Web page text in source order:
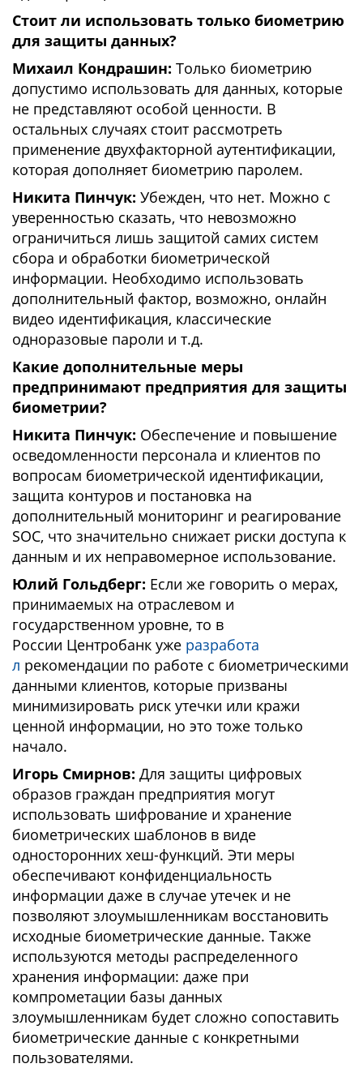
Стоит ли использовать только биометрию
для защиты данных?
Михаил Кондрашин: Только биометрию
допустимо использовать для данных, которые
не представляют особой ценности. В
остальных случаях стоит рассмотреть
применение двухфакторной аутентификации,
которая дополняет биометрию паролем.
Никита Пинчук: Убежден, что нет. Можно с
уверенностью сказать, что невозможно
ограничиться лишь защитой самих систем
сбора и обработки биометрической
информации. Необходимо использовать
дополнительный фактор, возможно, онлайн
видео идентификация, классические
одноразовые пароли и т.д.
Какие дополнительные меры
предпринимают предприятия для защиты
биометрии?
Никита Пинчук: Обеспечение и повышение
осведомленности персонала и клиентов по
вопросам биометрической идентификации,
защита контуров и постановка на
дополнительный мониторинг и реагирование
SOC, что значительно снижает риски доступа к
данным и их неправомерное использование.
Юлий Гольдберг: Если же говорить о мерах,
принимаемых на отраслевом и
государственном уровне, то в
России Центробанк уже разработа
л рекомендации по работе с биометрическими
данными клиентов, которые призваны
минимизировать риск утечки или кражи
ценной информации, но это тоже только
начало.
Игорь Смирнов: Для защиты цифровых
образов граждан предприятия могут
использовать шифрование и хранение
биометрических шаблонов в виде
односторонних хеш-функций. Эти меры
обеспечивают конфиденциальность
информации даже в случае утечек и не
позволяют злоумышленникам восстановить
исходные биометрические данные. Также
используются методы распределенного
хранения информации: даже при
компрометации базы данных
злоумышленникам будет сложно сопоставить
биометрические данные с конкретными
пользователями.